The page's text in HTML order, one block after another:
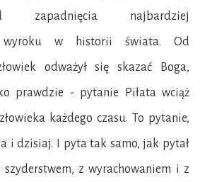
zapadnięcia najbardziej
wyroku w historii świata. Od
odważył się skazać Boga,
prawdzie - pytanie Piłata wciąż
każdego czasu. To pytanie,
i dzisiaj. I pyta tak samo, jak pytał
szyderstwem, z wyrachowaniem i z